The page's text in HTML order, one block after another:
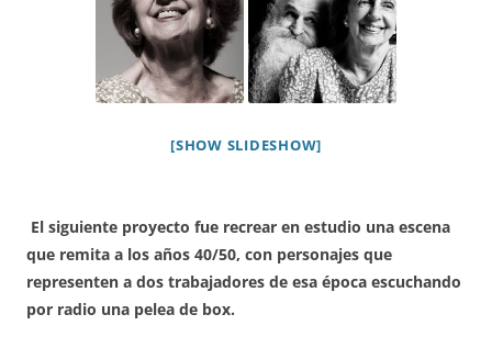
[SHOW SLIDESHOW]
El siguiente proyecto fue recrear en estudio una escena
que remita a los años 40/50, con personajes que
representen a dos trabajadores de esa época escuchando
por radio una pelea de box.